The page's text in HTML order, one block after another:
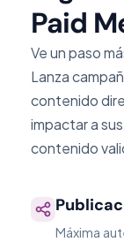
Paid
Ve un paso
Lanza
contenido
impactar a
contenido
Máxima